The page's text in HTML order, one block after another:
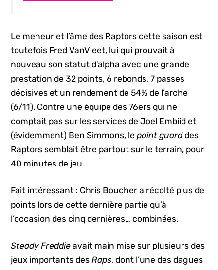
Le meneur et l’âme des Raptors cette saison est
toutefois Fred VanVleet, lui qui prouvait à
nouveau son statut d’alpha avec une grande
prestation de 32 points, 6 rebonds, 7 passes
décisives et un rendement de 54% de l’arche
(6/11). Contre une équipe des 76ers qui ne
comptait pas sur les services de Joel Embiid et
(évidemment) Ben Simmons, lepoint guarddes
Raptors semblait être partout sur le terrain, pour
40 minutes de jeu.
Fait intéressant : Chris Boucher a récolté plus de
points lors de cette dernière partie qu’à
l’occasion des cinq dernières… combinées.
Steady Freddie avait main mise sur plusieurs des
jeux importants desRaps, dont l’une des dagues